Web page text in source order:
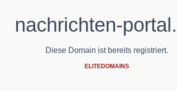
nachrichten-
Diese Domain ist bereits registriert.
ELITEDOMAINS